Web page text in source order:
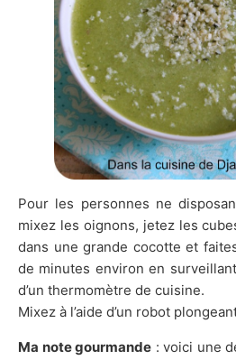
Pour les personnes ne
mixez les oignons, jetez les
dans une grande cocotte et
de minutes environ en
d’un thermomètre de cuisine.
Mixez à l’aide d’un robot
Ma note gourmande : voici une